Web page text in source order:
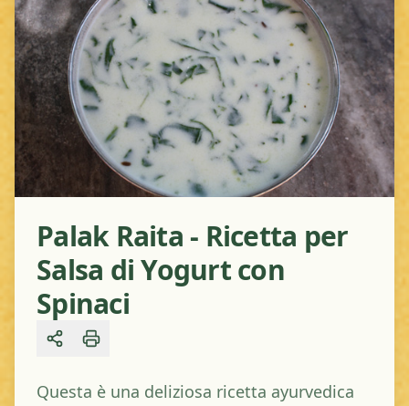
Palak Raita - Ricetta per
Salsa di Yogurt con
Spinaci
Share
Questa è una deliziosa ricetta ayurvedica